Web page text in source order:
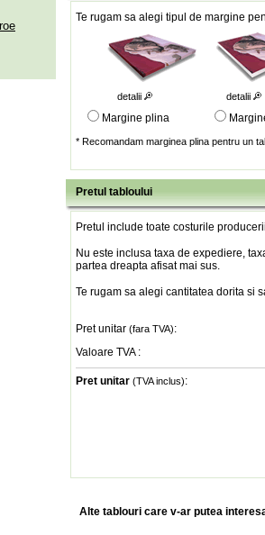
Te rugam sa alegi tipul de margine
detalii detalii
Margine plina
* Recomandam marginea plina pentru un
Pretul tabloului
Pretul include toate costurile
Nu este inclusa taxa de expediere,
partea dreapta afisat mai sus.
Te rugam sa alegi cantitatea dorita si
Pret unitar (fara TVA):
Valoare TVA :
Pret unitar (TVA inclus):
Alte tablouri care v-ar putea